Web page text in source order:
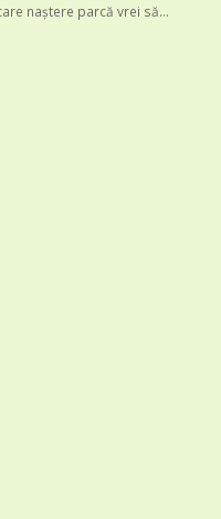
naștere parcă vrei să…